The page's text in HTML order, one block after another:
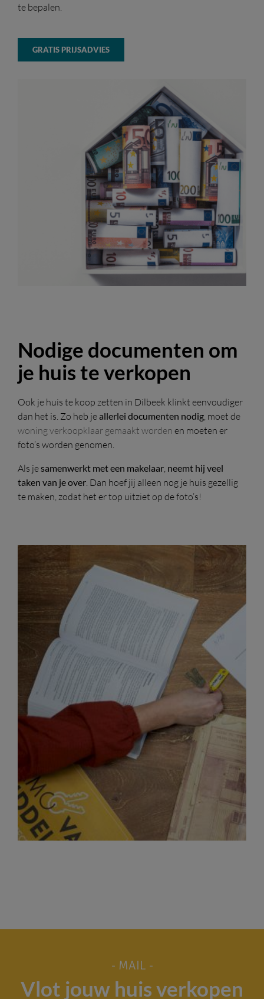
te bepalen.
GRATIS PRIJSADVIES
Nodige documenten om
je huis te verkopen
Ook je huis te koop zetten in Dilbeek klinkt eenvoudiger
dan het is. Zo heb jeallerlei documenten nodig, moet de
woning verkoopklaar gemaakt worden en moeten er
foto’s worden genomen.
Als jesamenwerkt met een makelaar, neemt hij veel
taken van je over. Dan hoef jij alleen nog je huis gezellig
te maken, zodat het er top uitziet op de foto’s!
- MAIL -
Vlot jouw huis verkopen